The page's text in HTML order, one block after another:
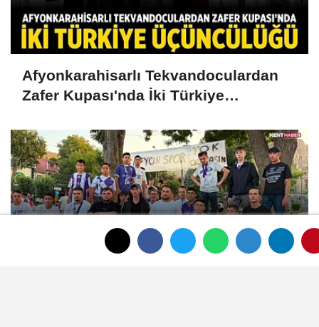
Afyonkarahisarlı Tekvandoculardan
Zafer Kupası'nda İki Türkiye